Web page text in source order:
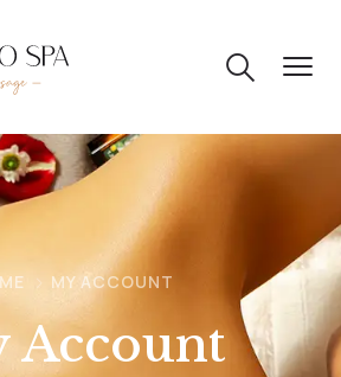
MY ACCOUNT
Account